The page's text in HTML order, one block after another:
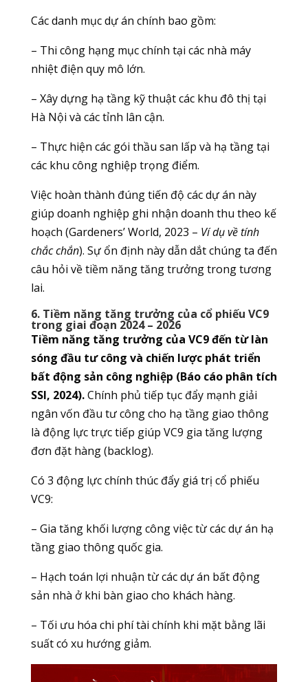
Các danh mục dự án chính bao gồm:
– Thi công hạng mục chính tại các nhà máy
nhiệt điện quy mô lớn.
– Xây dựng hạ tầng kỹ thuật các khu đô thị tại
Hà Nội và các tỉnh lân cận.
– Thực hiện các gói thầu san lấp và hạ tầng tại
các khu công nghiệp trọng điểm.
Việc hoàn thành đúng tiến độ các dự án này
giúp doanh nghiệp ghi nhận doanh thu theo kế
hoạch (Gardeners’ World, 2023 – Ví dụ về tính
chắc chắn). Sự ổn định này dẫn dắt chúng ta đến
câu hỏi về tiềm năng tăng trưởng trong tương
lai.
6. Tiềm năng tăng trưởng của cổ phiếu VC9
trong giai đoạn 2024 – 2026
Tiềm năng tăng trưởng của VC9 đến từ làn
sóng đầu tư công và chiến lược phát triển
bất động sản công nghiệp (Báo cáo phân tích
SSI, 2024).Chính phủ tiếp tục đẩy mạnh giải
ngân vốn đầu tư công cho hạ tầng giao thông
là động lực trực tiếp giúp VC9 gia tăng lượng
đơn đặt hàng (backlog).
Có 3 động lực chính thúc đẩy giá trị cổ phiếu
VC9:
– Gia tăng khối lượng công việc từ các dự án hạ
tầng giao thông quốc gia.
– Hạch toán lợi nhuận từ các dự án bất động
sản nhà ở khi bàn giao cho khách hàng.
– Tối ưu hóa chi phí tài chính khi mặt bằng lãi
suất có xu hướng giảm.